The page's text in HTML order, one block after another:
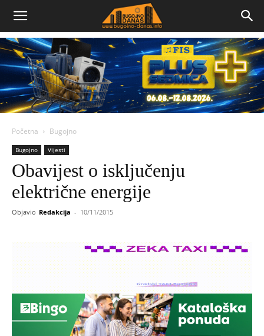
Bugojno
Danas
Početna Bugojno
Bugojno Vijesti
Obavijest o isključenju
električne energije
Objavio Redakcija - 10/11/2015